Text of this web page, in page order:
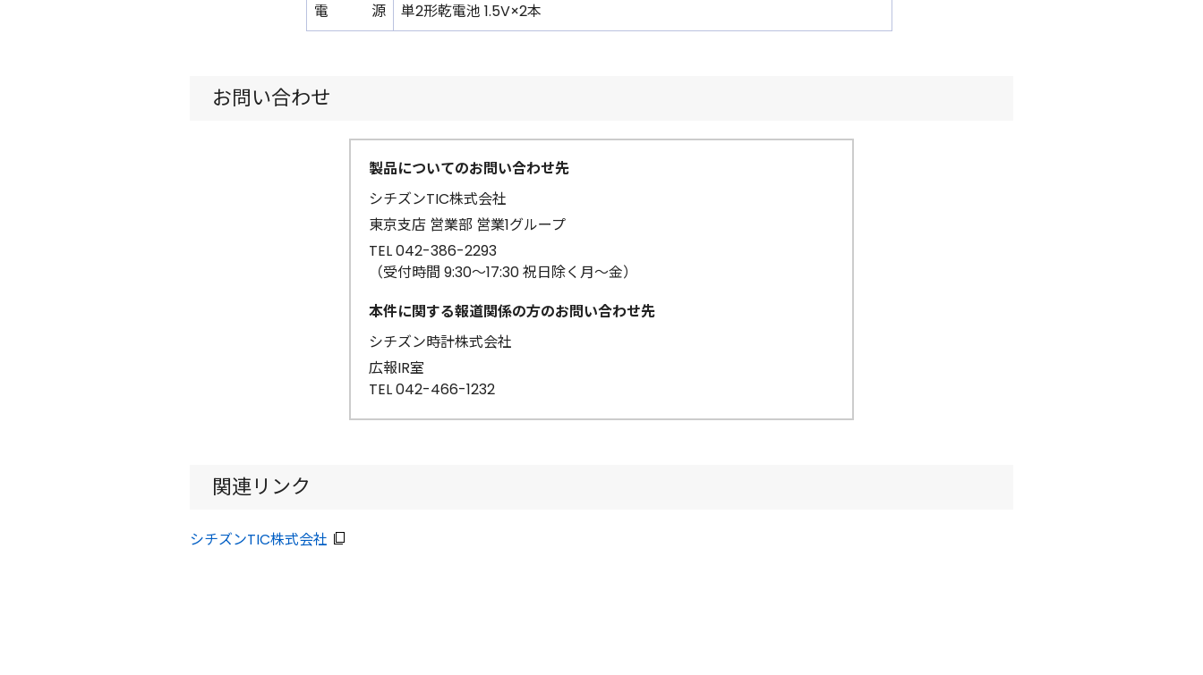
電 源
単2形乾電池 1.5V×2本
お問い合わせ
製品についてのお問い合わせ先
シチズンTIC株式会社
東京支店 営業部 営業1グループ
TEL 042-386-2293
（受付時間 9:30～17:30 祝日除く月～金）
本件に関する報道関係の方のお問い合わせ先
シチズン時計株式会社
広報IR室
TEL 042-466-1232
関連リンク
シチズンTIC株式会社